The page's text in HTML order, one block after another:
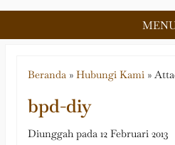
Beranda » Hubungi Kami »
bpd-diy
Diunggah pada 12 Februari 2013